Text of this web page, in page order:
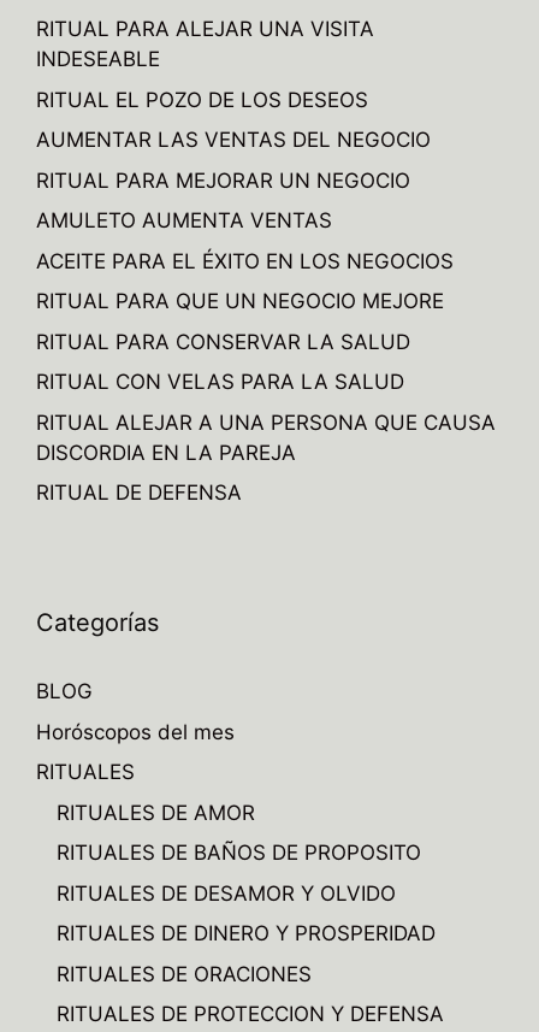
RITUAL PARA ALEJAR UNA VISITA
INDESEABLE
RITUAL EL POZO DE LOS DESEOS
AUMENTAR LAS VENTAS DEL NEGOCIO
RITUAL PARA MEJORAR UN NEGOCIO
AMULETO AUMENTA VENTAS
ACEITE PARA EL ÉXITO EN LOS NEGOCIOS
RITUAL PARA QUE UN NEGOCIO MEJORE
RITUAL PARA CONSERVAR LA SALUD
RITUAL CON VELAS PARA LA SALUD
RITUAL ALEJAR A UNA PERSONA QUE CAUSA
DISCORDIA EN LA PAREJA
RITUAL DE DEFENSA
Categorías
BLOG
Horóscopos del mes
RITUALES
RITUALES DE AMOR
RITUALES DE BAÑOS DE PROPOSITO
RITUALES DE DESAMOR Y OLVIDO
RITUALES DE DINERO Y PROSPERIDAD
RITUALES DE ORACIONES
RITUALES DE PROTECCION Y DEFENSA